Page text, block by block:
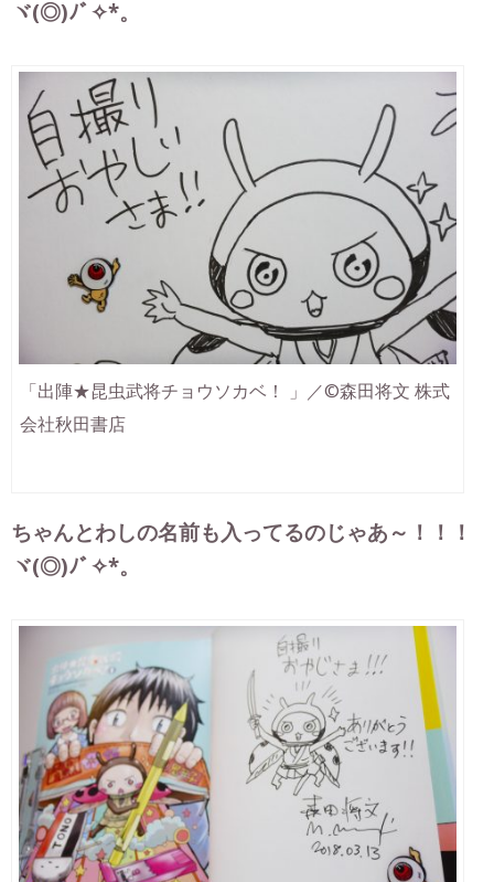
ヾ(◎)ﾉﾞ✧*。
「出陣★昆虫武将チョウソカベ！ 」／©森田将文 株式
会社秋田書店
ちゃんとわしの名前も入ってるのじゃあ～！！！
ヾ(◎)ﾉﾞ✧*。